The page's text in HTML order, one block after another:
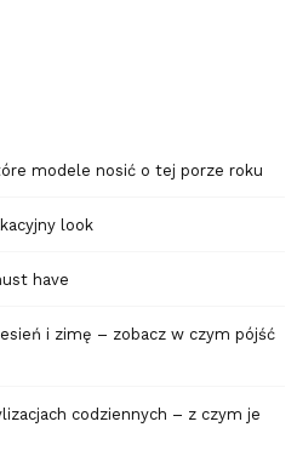
modele nosić o tej porze roku
look
have
i zimę – zobacz w czym pójść
codziennych – z czym je